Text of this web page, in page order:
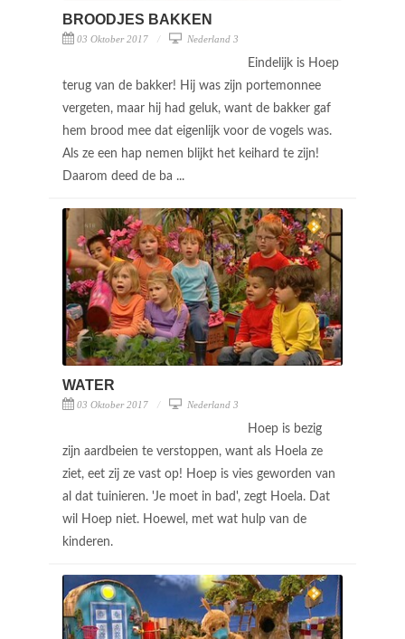
BROODJES BAKKEN
03 Oktober 2017 Nederland 3
Eindelijk is Hoep
terug van de bakker! Hij was zijn portemonnee
vergeten, maar hij had geluk, want de bakker gaf
hem brood mee dat eigenlijk voor de vogels was.
Als ze een hap nemen blijkt het keihard te zijn!
Daarom deed de ba ...
WATER
03 Oktober 2017 Nederland 3
Hoep is bezig
zijn aardbeien te verstoppen, want als Hoela ze
ziet, eet zij ze vast op! Hoep is vies geworden van
al dat tuinieren. 'Je moet in bad', zegt Hoela. Dat
wil Hoep niet. Hoewel, met wat hulp van de
kinderen.